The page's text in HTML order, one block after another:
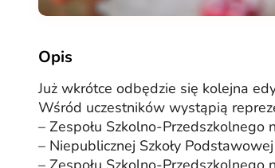
Opis
Już wkrótce odbędzie się kolejna
Wśród uczestników wystąpią
– Zespołu Szkolno-Przedszkolnego
– Niepublicznej Szkoły